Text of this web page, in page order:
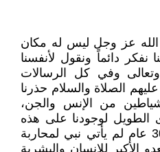
عز وجل ليس له مكان
نفكر دائماً ونقول لأنفسنا
وفي كل الرسالات
الصلاة والسلام حذرنا
من الإنس والجن،
الطويل لوجودنا على هذه
الأرض والتي مايقارب 30000 عام لم يأتي نبي لمحاربة
الأكبر للإنسان والبشرية